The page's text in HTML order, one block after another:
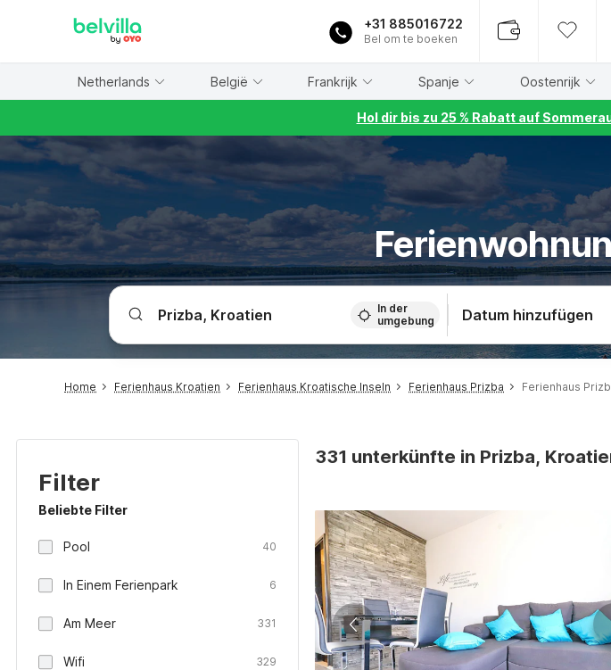
+31 885016722
Bel om te boeken
Netherlands België Frankrijk Spanje Oostenrijk
Hol dir bis zu 25 % Rabatt auf
In der
umgebung
Datum hinzufügen
Home Ferienhaus Kroatien Ferienhaus Kroatische Inseln Ferienhaus Prizba Ferienhaus
Filter
Beliebte Filter
Pool 40
In Einem Ferienpark 6
Am Meer 331
Wifi 329
331 unterkünfte in Prizba,